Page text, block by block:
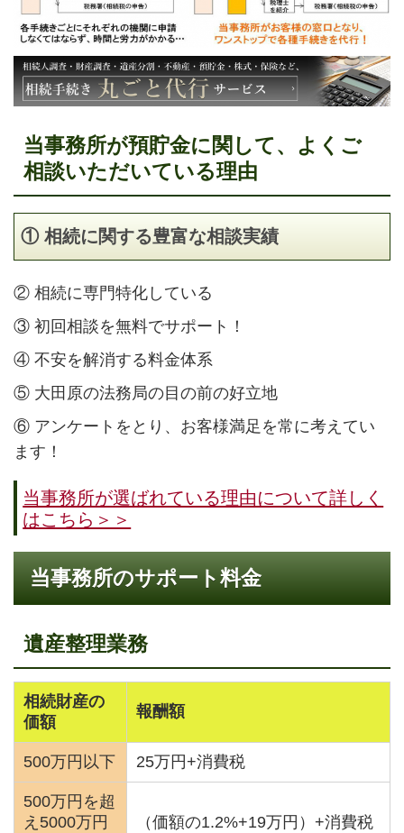
当事務所が預貯金に関して、よくご
相談いただいている理由
① 相続に関する豊富な相談実績
② 相続に専門特化している
③ 初回相談を無料でサポート！
④ 不安を解消する料金体系
⑤ 大田原の法務局の目の前の好立地
⑥ アンケートをとり、お客様満足を常に考えてい
ます！
当事務所が選ばれている理由について詳しく
はこちら＞＞
当事務所のサポート料金
遺産整理業務
相続財産の
価額
報酬額
500万円以下 25万円+消費税
500万円を超
え5000万円
（価額の1.2%+19万円）+消費税